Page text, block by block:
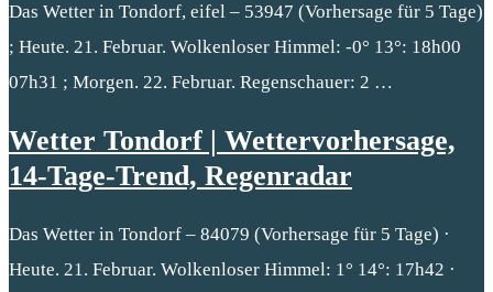
Das Wetter in Tondorf, eifel – 53947 (Vorhersage für 5 Tage)
; Heute. 21. Februar. Wolkenloser Himmel: -0° 13°: 18h00
07h31 ; Morgen. 22. Februar. Regenschauer: 2 …
Wetter Tondorf | Wettervorhersage,
14-Tage-Trend, Regenradar
Das Wetter in Tondorf – 84079 (Vorhersage für 5 Tage) ·
Heute. 21. Februar. Wolkenloser Himmel: 1° 14°: 17h42 ·